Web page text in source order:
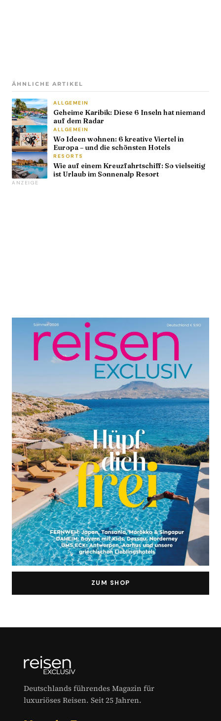
ZUM SHOP
ÄHNLICHE ARTIKEL
ALLGEMEIN
Geheime Karibik: Diese 6 Inseln hat niemand
auf dem Radar
ALLGEMEIN
Wo Ideen wohnen: 6 kreative Viertel in
Europa – und die schönsten Hotels
RESORTS
Wie auf einem Kreuzfahrtschiff: So vielseitig
ist Urlaub im Sonnenalp Resort
ANZEIGE
Deutschlands führendes Magazin für
luxuriöses Reisen. Seit 25 Jahren.